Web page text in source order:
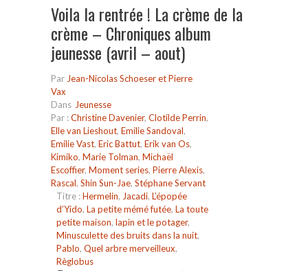
Voila la rentrée ! La crème de la
crème – Chroniques album
jeunesse (avril – aout)
Par Jean-Nicolas Schoeser et Pierre
Vax
Dans Jeunesse
Par :Christine Davenier, Clotilde Perrin,
Elle van Lieshout, Emilie Sandoval,
Emilie Vast, Eric Battut, Erik van Os,
Kimiko, Marie Tolman, Michaël
Escoffier, Moment series, Pierre Alexis,
Rascal, Shin Sun-Jae, Stéphane Servant
Titre :Hermelin, Jacadi, L’épopée
d’Yido, La petite mémé futée, La toute
petite maison, lapin et le potager,
Minusculette des bruits dans la nuit,
Pablo, Quel arbre merveilleux,
Règlobus